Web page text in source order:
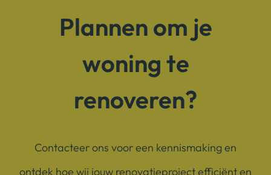
Plannen om je
woning te
renoveren?
Contacteer ons voor een kennismaking en
ontdek hoe wij jouw renovatieproject efficiënt en